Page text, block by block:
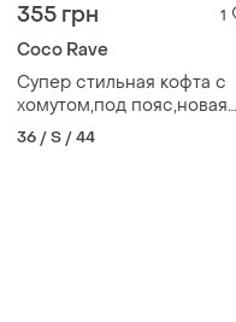
355 грн 1
Coco Rave
Супер стильная кофта с
хомутом,под пояс,новая
крутая модель.
36 / S / 44